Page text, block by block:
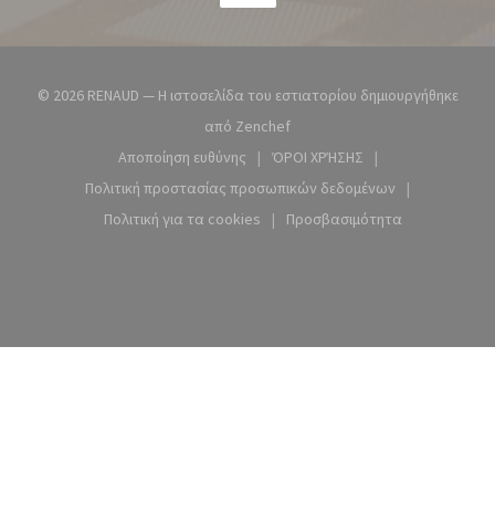
© 2026 RENAUD — Η ιστοσελίδα του εστιατορίου δημιουργήθηκε
από Zenchef((ανοίγει σε νέο παράθυρο))
Αποποίηση ευθύνης
((ανοίγει σε νέο παράθυρο))
ΌΡΟΙ ΧΡΉΣΗΣ
((ανοίγει σε νέο
Πολιτική προστασίας προσωπικών δεδομένων
((ανοίγει σε νέο παράθυρο))
Πολιτική για τα cookies
((ανοίγει σε νέο παράθυρο))
Προσβασιμότητα
((ανοίγει σε νέο